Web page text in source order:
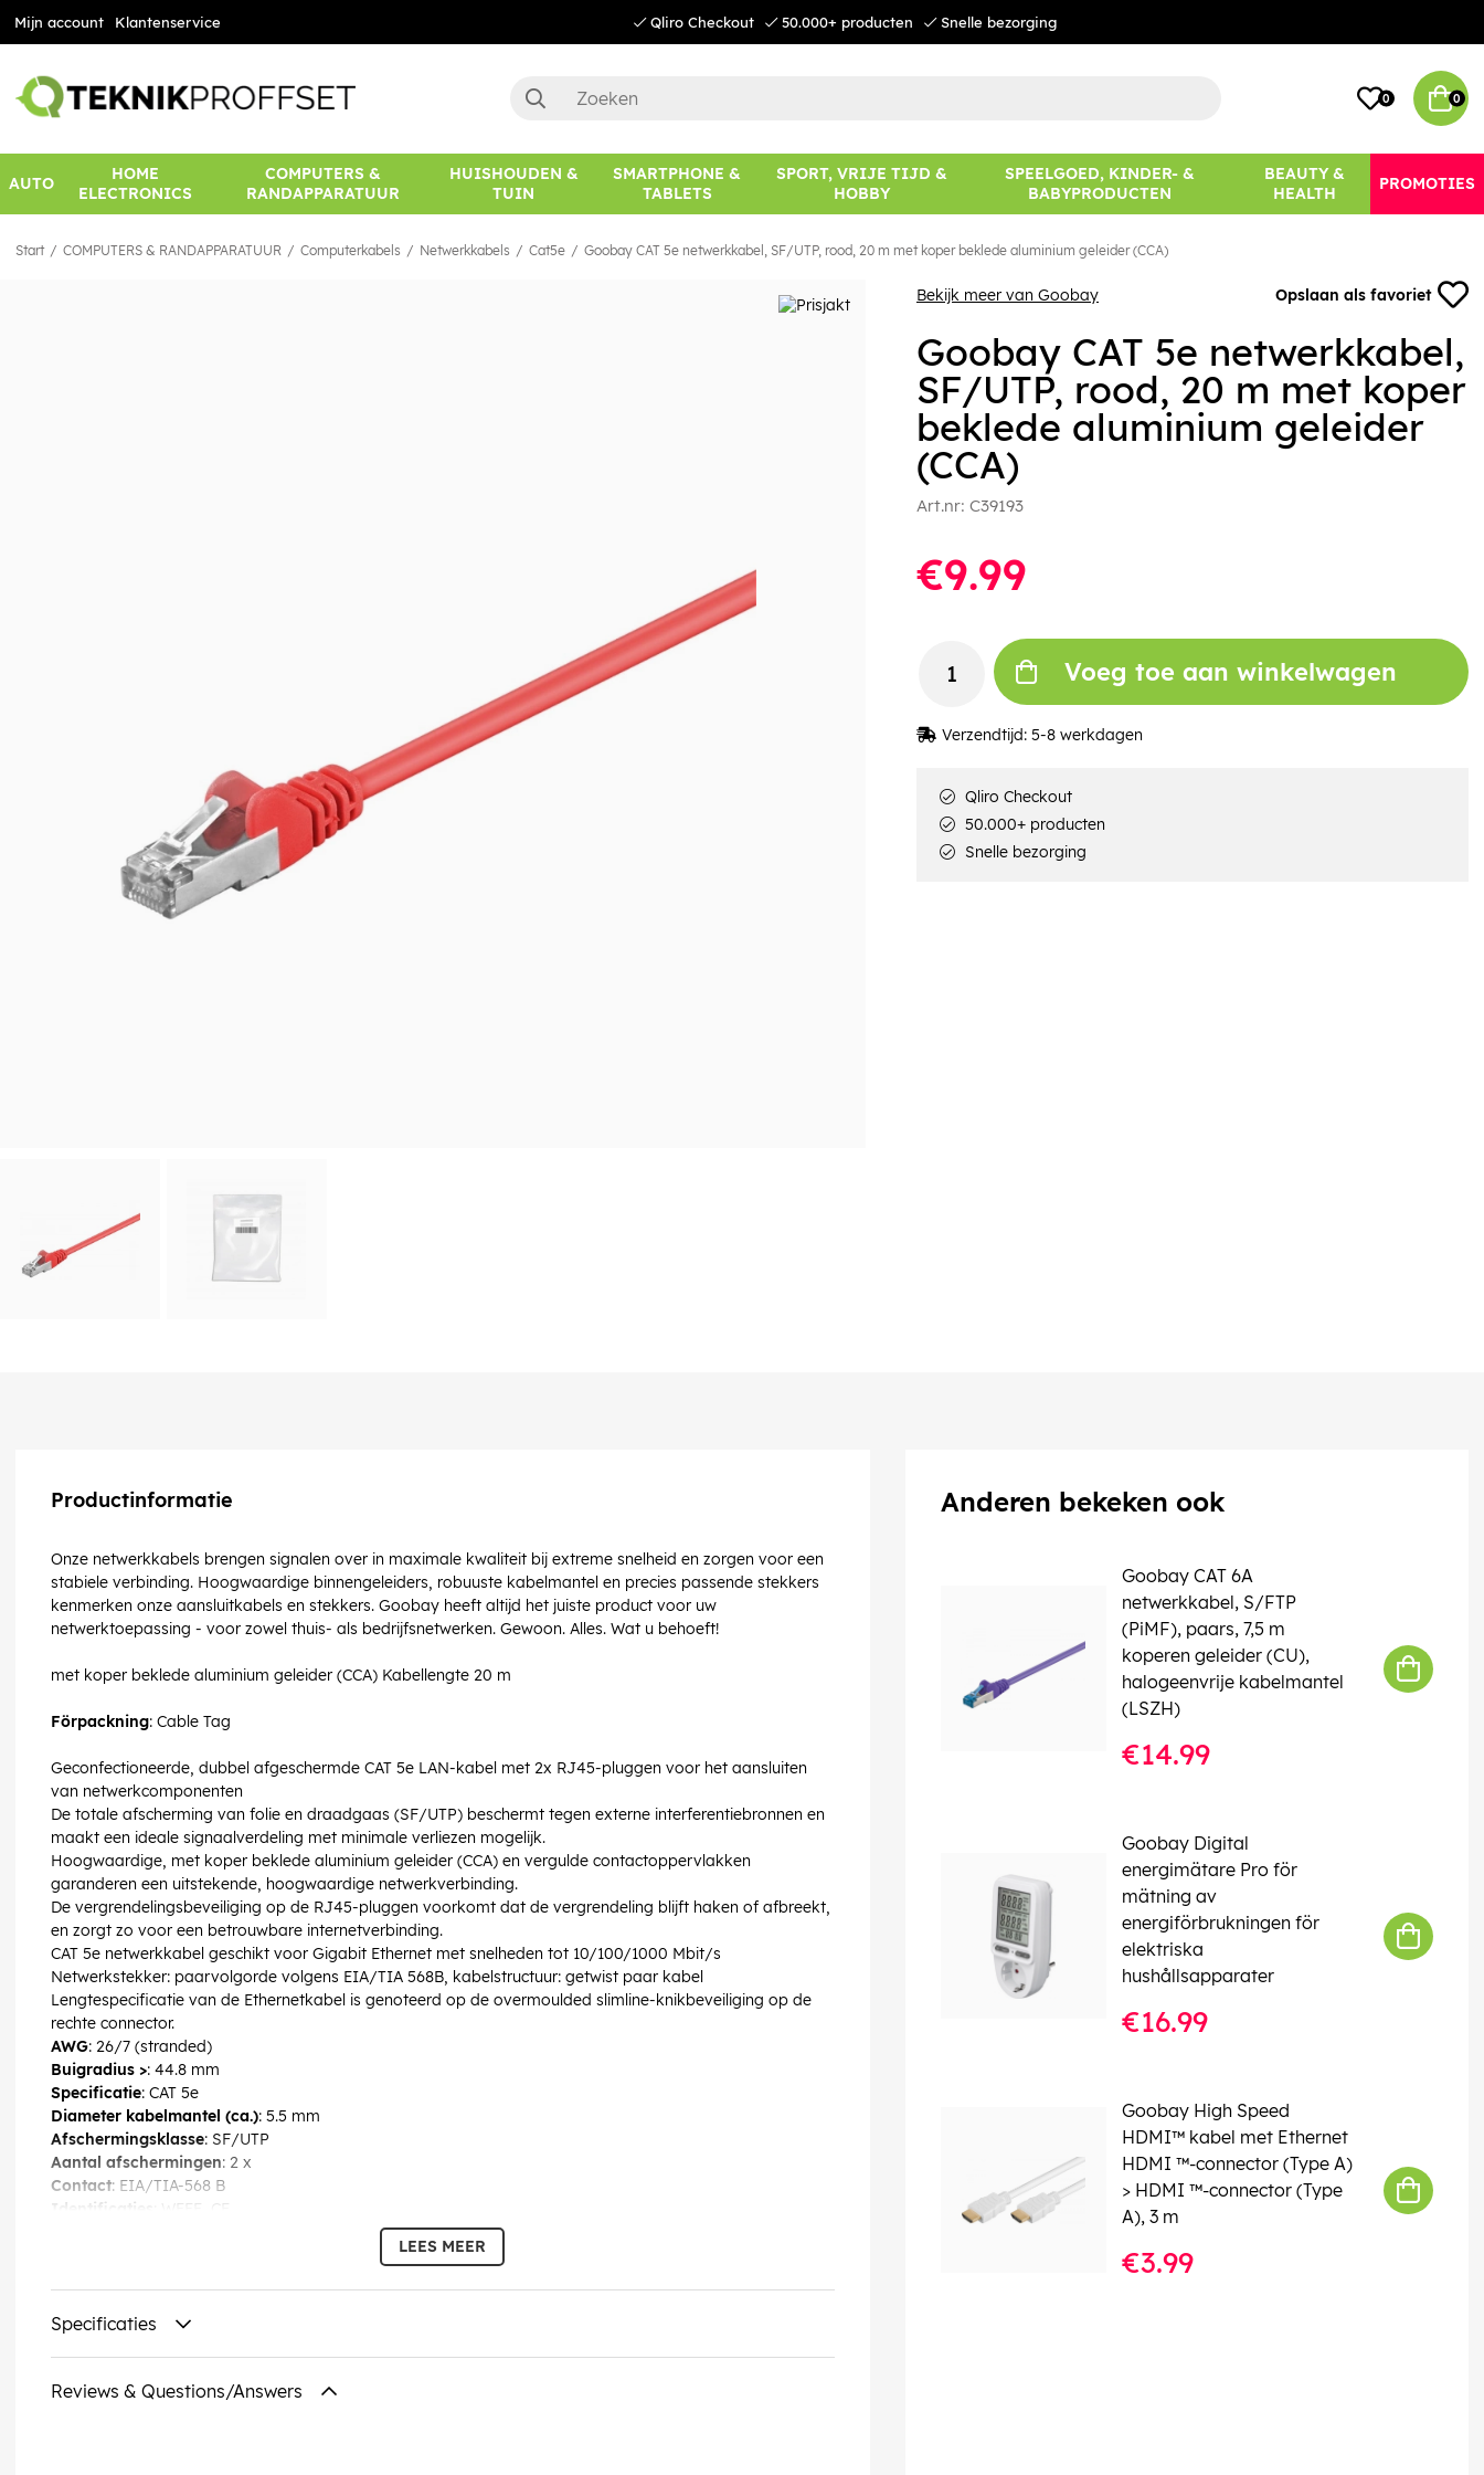
Mijn account Klantenservice Qliro Checkout 50.000+ producten Snelle bezorging
0 0
AUTO
HOME
ELECTRONICS
COMPUTERS &
RANDAPPARATUUR
HUISHOUDEN &
TUIN
SMARTPHONE &
TABLETS
SPORT, VRIJE TIJD &
HOBBY
SPEELGOED, KINDER- &
BABYPRODUCTEN
BEAUTY &
HEALTH
PROMOTIES
Start COMPUTERS & RANDAPPARATUUR Computerkabels Netwerkkabels Cat5e Goobay CAT 5e netwerkkabel, SF/UTP, rood, 20 m met koper beklede aluminium geleider (CCA)
Bekijk meer van Goobay Opslaan als favoriet
Goobay CAT 5e netwerkkabel,
SF/UTP, rood, 20 m met koper
beklede aluminium geleider
(CCA)
Art.nr: C39193
€9.99
Voeg toe aan winkelwagen
Verzendtijd: 5-8 werkdagen
Qliro Checkout
50.000+ producten
Snelle bezorging
Productinformatie
Onze netwerkkabels brengen signalen over in maximale kwaliteit bij extreme snelheid en zorgen voor een
stabiele verbinding. Hoogwaardige binnengeleiders, robuuste kabelmantel en precies passende stekkers
kenmerken onze aansluitkabels en stekkers. Goobay heeft altijd het juiste product voor uw
netwerktoepassing - voor zowel thuis- als bedrijfsnetwerken. Gewoon. Alles. Wat u behoeft!
met koper beklede aluminium geleider (CCA) Kabellengte 20 m
Förpackning: Cable Tag
Geconfectioneerde, dubbel afgeschermde CAT 5e LAN-kabel met 2x RJ45-pluggen voor het aansluiten
van netwerkcomponenten
De totale afscherming van folie en draadgaas (SF/UTP) beschermt tegen externe interferentiebronnen en
maakt een ideale signaalverdeling met minimale verliezen mogelijk.
Hoogwaardige, met koper beklede aluminium geleider (CCA) en vergulde contactoppervlakken
garanderen een uitstekende, hoogwaardige netwerkverbinding.
De vergrendelingsbeveiliging op de RJ45-pluggen voorkomt dat de vergrendeling blijft haken of afbreekt,
en zorgt zo voor een betrouwbare internetverbinding.
CAT 5e netwerkkabel geschikt voor Gigabit Ethernet met snelheden tot 10/100/1000 Mbit/s
Netwerkstekker: paarvolgorde volgens EIA/TIA 568B, kabelstructuur: getwist paar kabel
Lengtespecificatie van de Ethernetkabel is genoteerd op de overmoulded slimline-knikbeveiliging op de
rechte connector.
AWG: 26/7 (stranded)
Buigradius >: 44.8 mm
Specificatie: CAT 5e
Diameter kabelmantel (ca.): 5.5 mm
Afschermingsklasse: SF/UTP
Aantal afschermingen: 2 x
Contact: EIA/TIA-568 B
Identificaties
: WEEE, CE
Kabeltype: Ronde kabel
LEES MEER
Specificaties
Reviews & Questions/Answers
Anderen bekeken ook
Goobay CAT 6A
netwerkkabel, S/FTP
(PiMF), paars, 7,5 m
koperen geleider (CU),
halogeenvrije kabelmantel
(LSZH)
€14.99
Goobay Digital
energimätare Pro för
mätning av
energiförbrukningen för
elektriska
hushållsapparater
€16.99
Goobay High Speed
HDMI™ kabel met Ethernet
HDMI ™-connector (Type A)
> HDMI ™-connector (Type
A), 3 m
€3.99